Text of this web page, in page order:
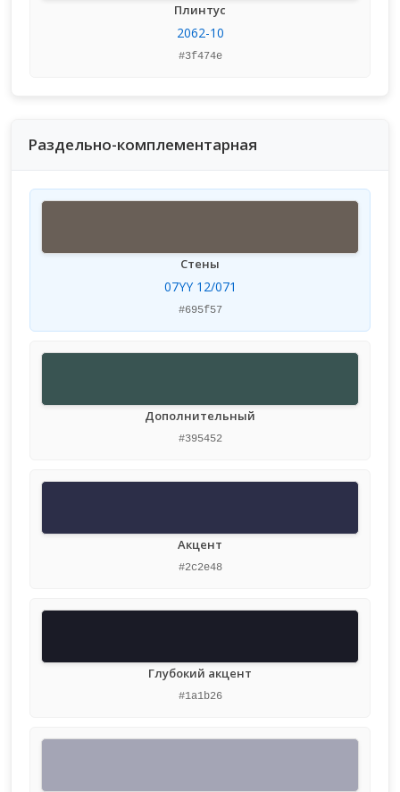
Плинтус
2062-10
#3f474e
Раздельно-комплементарная
Стены
07YY 12/071
#695f57
Дополнительный
#395452
Акцент
#2c2e48
Глубокий акцент
#1a1b26